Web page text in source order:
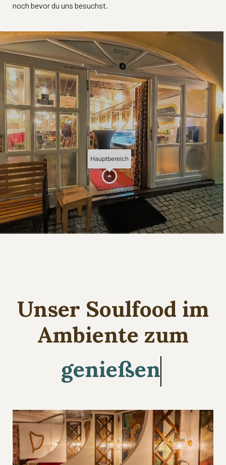
noch bevor du uns besuchst.
Unser Soulfood im
Ambiente zum
verweilen